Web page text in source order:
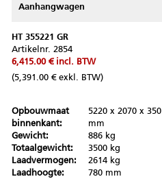
Aanhangwagen
HT 355221 GR
Artikelnr. 2854
6,415.00 € incl. BTW
(5,391.00 € exkl. BTW)
Opbouwmaat
binnenkant:
5220 x 2070 x 350
mm
Gewicht:
886 kg
Totaalgewicht:
3500 kg
Laadvermogen:
2614 kg
Laadhoogte:
780 mm